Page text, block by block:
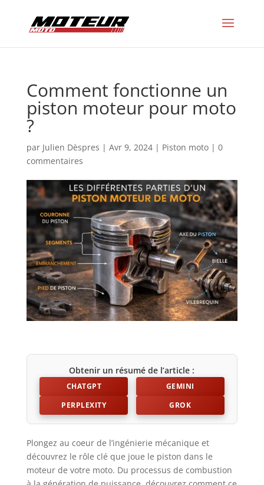
Comment fonctionne un
piston moteur pour moto
?
par Julien Dèspres | Avr 9, 2024| Piston moto| 0
commentaires
Obtenir un résumé de l’article :
CHATGPT
GEMINI
PERPLEXITY
GROK
Plongez au coeur de l’ingénierie mécanique et
découvrez le rôle clé que joue le piston dans le
moteur de votre moto. Du processus de combustion